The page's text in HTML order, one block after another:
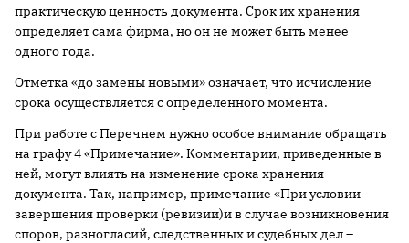
практическую ценность документа. Срок их хранения
определяет сама фирма, но он не может быть менее
одного года.
Отметка «до замены новыми» означает, что исчисление
срока осуществляется с определенного момента.
При работе с Перечнем нужно особое внимание обращать
на графу 4 «Примечание». Комментарии, приведенные в
ней, могут влиять на изменение срока хранения
документа. Так, например, примечание «При условии
завершения проверки (ревизии)и в случае возникновения
споров, разногласий, следственных и судебных дел –